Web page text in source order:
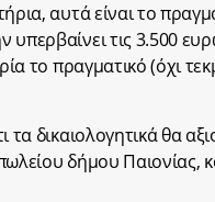
αυτά είναι το
τις 3.500
το πραγματικό (όχι
δικαιολογητικά θα
δήμου Παιονίας,